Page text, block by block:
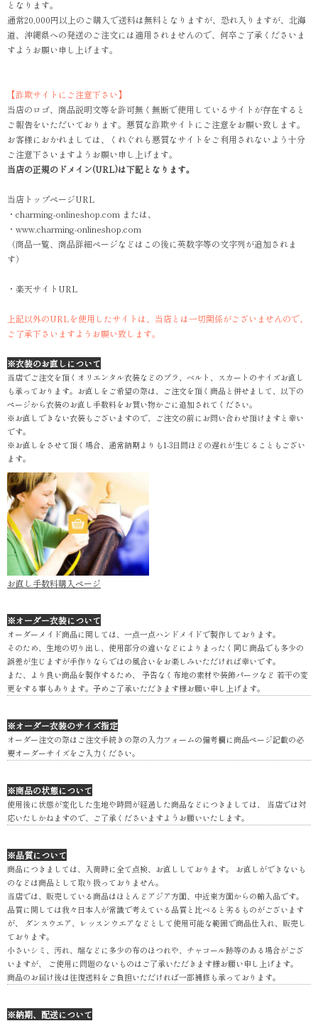
となります。
通常20,000円以上のご購入で送料は無料となりますが、恐れ入りますが、北海
道、沖縄県への発送のご注文には適用されませんので、何卒ご了承くださいま
すようお願い申し上げます。
【詐欺サイトにご注意下さい】
当店のロゴ、商品説明文等を許可無く無断で使用しているサイトが存在すると
ご報告をいただいております。悪質な詐欺サイトにご注意をお願い致します。
お客様におかれましては、くれぐれも悪質なサイトをご利用されないよう十分
ご注意下さいますようお願い申し上げます。
当店の正規のドメイン(URL)は下記となります。
当店トップページURL
・charming-onlineshop.com または、
・www.charming-onlineshop.com
（商品一覧、商品詳細ページなどはこの後に英数字等の文字列が追加されま
す）
・楽天サイトURL
上記以外のURLを使用したサイトは、当店とは一切関係がございませんので、
ご了承下さいますようお願い致します。
※衣装のお直しについて
当店でご注文を頂くオリエンタル衣装などのブラ、ベルト、スカートのサイズお直し
も承っております。お直しをご希望の際は、ご注文を頂く商品と併せまして、以下の
ページから衣装のお直し手数料をお買い物かごに追加されてください。
※お直しできない衣装もございますので、ご注文の前にお問い合わせ頂けますと幸い
です。
※お直しをさせて頂く場合、通常納期よりも1-3日間ほどの遅れが生じることもござい
ます。
お直し手数料購入ページ
※オーダー衣装について
オーダーメイド商品に関しては、一点一点ハンドメイドで製作しております。
そのため、生地の切り出し、使用部分の違いなどによりまったく同じ商品でも多少の
誤差が生じますが手作りならではの風合いをお楽しみいただければ幸いです。
また、より良い商品を製作するため、 予告なく布地の素材や装飾パーツなど 若干の変
更をする事もあります。予めご了承いただきます様お願い申し上げます。
※オーダー衣装のサイズ指定
オーダー注文の際はご注文手続きの際の入力フォームの備考欄に商品ページ記載の必
要オーダーサイズをご入力ください。
※商品の状態について
使用後に状態が変化した生地や時間が経過した商品などにつきましては、 当店では対
応いたしかねますので、ご了承くださいますようお願いいたします。
※品質について
商品につきましては、入荷時に全て点検、お直ししております。 お直しができないも
のなどは商品として取り扱っておりません。
当店では、販売している商品はほとんどアジア方面、中近東方面からの輸入品です。
品質に関しては我々日本人が常識で考えている品質と比べると劣るものがございます
が、 ダンスウエア、レッスンウエアなどとして使用可能な範囲で商品仕入れ、販売し
ております。
小さいシミ、汚れ、端などに多少の布のほつれや、チャコール跡等のある場合がござ
いますが、 ご使用に問題のないものはご了承いただきます様お願い申し上げます。
商品のお届け後は往復送料をご負担いただければ一部補修も承っております。
※納期、配送について